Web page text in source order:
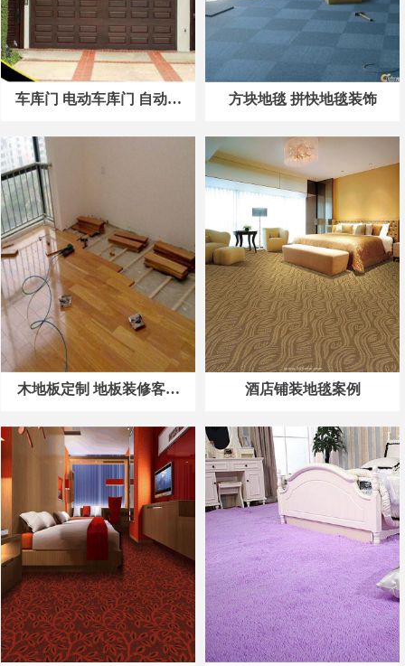
车库门 电动车库门 自动车
方块地毯 拼快地毯装饰
木地板定制 地板装修客户
酒店铺装地毯案例